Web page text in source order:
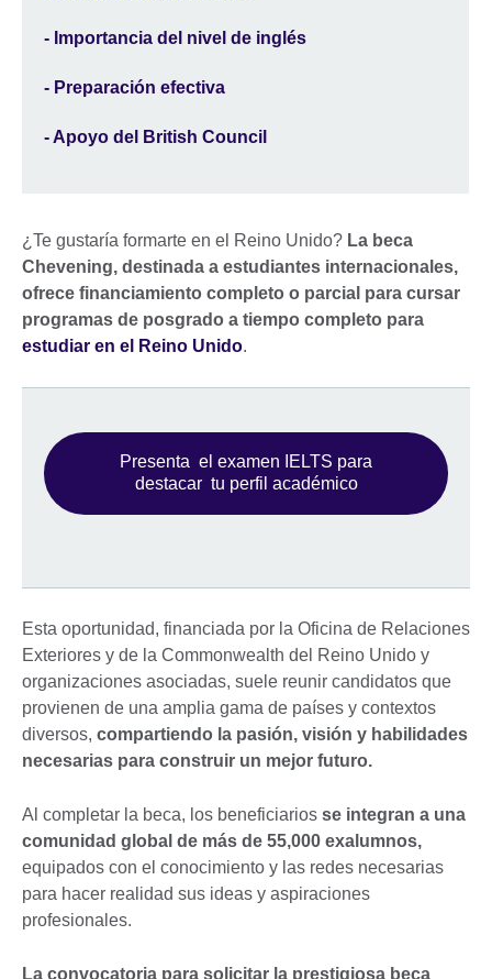
- Importancia del nivel de inglés
- Preparación efectiva
- Apoyo del British Council
¿Te gustaría formarte en el Reino Unido? La beca
Chevening, destinada a estudiantes internacionales,
ofrece financiamiento completo o parcial para cursar
programas de posgrado a tiempo completo para
estudiar en el Reino Unido.
Presenta el examen IELTS para
destacar tu perfil académico
Esta oportunidad, financiada por la Oficina de Relaciones
Exteriores y de la Commonwealth del Reino Unido y
organizaciones asociadas, suele reunir candidatos que
provienen de una amplia gama de países y contextos
diversos, compartiendo la pasión, visión y habilidades
necesarias para construir un mejor futuro.
Al completar la beca, los beneficiarios se integran a una
comunidad global de más de 55,000 exalumnos,
equipados con el conocimiento y las redes necesarias
para hacer realidad sus ideas y aspiraciones
profesionales.
La convocatoria para solicitar la prestigiosa beca